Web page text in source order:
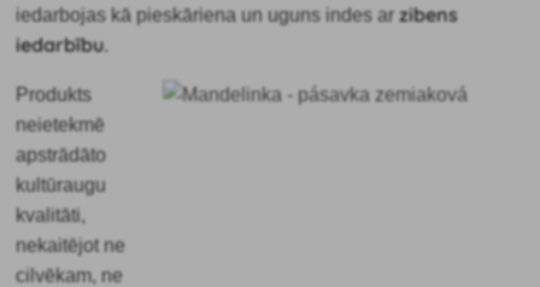
iedarbojas kā pieskāriena un uguns indes arzibens
iedarbību.
Produkts
neietekmē
apstrādāto
kultūraugu
kvalitāti,
nekaitējot ne
cilvēkam, ne